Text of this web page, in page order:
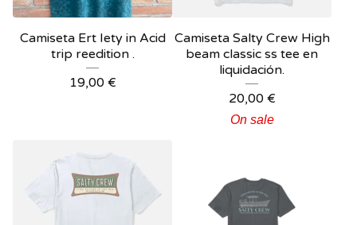
Camiseta Ert Iety in Acid
trip reedition .
19,00 €
Camiseta Salty Crew High
beam classic ss tee en
liquidación.
20,00 €
On sale